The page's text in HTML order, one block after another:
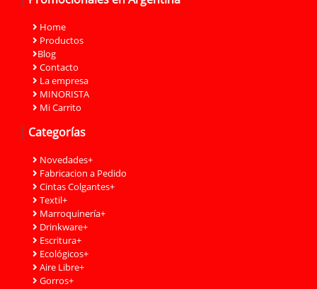
Home
Productos
Blog
Contacto
La empresa
MINORISTA
Mi Carrito
Categorías
Novedades+
Fabricacion a Pedido
Cintas Colgantes+
Textil+
Marroquinería+
Drinkware+
Escritura+
Ecológicos+
Aire Libre+
Gorros+